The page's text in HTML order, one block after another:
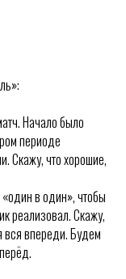
Начало было
периоде
Скажу, что хорошие,
в один», чтобы
реализовал. Скажу,
вся впереди. Будем